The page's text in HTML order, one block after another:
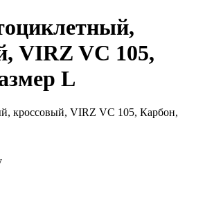
VIRZ VС 105,
L
кроссовый, VIRZ VС 105, Карбон,